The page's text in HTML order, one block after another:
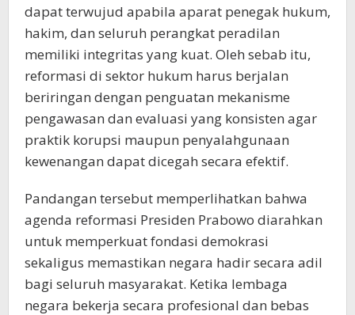
dapat terwujud apabila aparat penegak hukum,
hakim, dan seluruh perangkat peradilan
memiliki integritas yang kuat. Oleh sebab itu,
reformasi di sektor hukum harus berjalan
beriringan dengan penguatan mekanisme
pengawasan dan evaluasi yang konsisten agar
praktik korupsi maupun penyalahgunaan
kewenangan dapat dicegah secara efektif.
Pandangan tersebut memperlihatkan bahwa
agenda reformasi Presiden Prabowo diarahkan
untuk memperkuat fondasi demokrasi
sekaligus memastikan negara hadir secara adil
bagi seluruh masyarakat. Ketika lembaga
negara bekerja secara profesional dan bebas